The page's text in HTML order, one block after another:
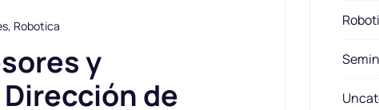
, Robotica
y
de